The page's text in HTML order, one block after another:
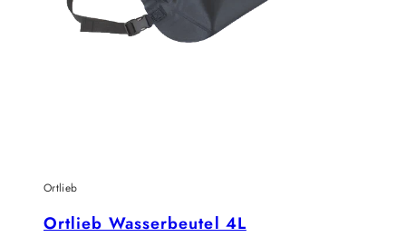
Ortlieb
Ortlieb Wasserbeutel 4L